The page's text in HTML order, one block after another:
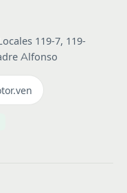
119-7, 119-
Alfonso